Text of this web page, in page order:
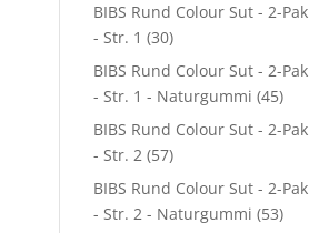
BIBS Rund Colour Sut - 2-Pak
- Str. 1 (30)
BIBS Rund Colour Sut - 2-Pak
- Str. 1 - Naturgummi (45)
BIBS Rund Colour Sut - 2-Pak
- Str. 2 (57)
BIBS Rund Colour Sut - 2-Pak
- Str. 2 - Naturgummi (53)